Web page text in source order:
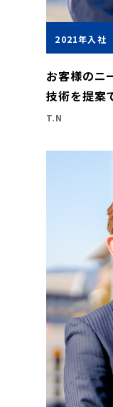
2021年入社
お客様のニ
技術を提案
T.N